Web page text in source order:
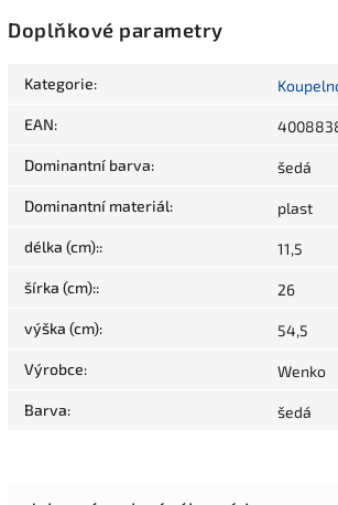
Doplňkové parametry
Kategorie:
EAN:
Dominantní barva: šedá
Dominantní materiál: plast
délka (cm):: 11,5
šírka (cm):: 26
výška (cm): 54,5
Výrobce: Wenko
Barva: šedá